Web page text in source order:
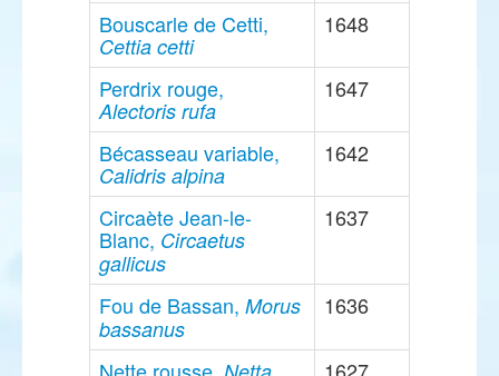
Bouscarle de Cetti,
Cettia cetti
1648
Perdrix rouge,
Alectoris rufa
1647
Bécasseau variable,
Calidris alpina
1642
Circaète Jean-le-
Blanc, Circaetus
gallicus
1637
Fou de Bassan, Morus
bassanus
1636